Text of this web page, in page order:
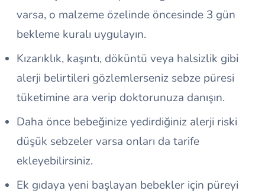
varsa, o malzeme özelinde öncesinde 3 gün
bekleme kuralı uygulayın.
Kızarıklık, kaşıntı, döküntü veya halsizlik gibi
alerji belirtileri gözlemlerseniz sebze püresi
tüketimine ara verip doktorunuza danışın.
Daha önce bebeğinize yedirdiğiniz alerji riski
düşük sebzeler varsa onları da tarife
ekleyebilirsiniz.
Ek gıdaya yeni başlayan bebekler için püreyi